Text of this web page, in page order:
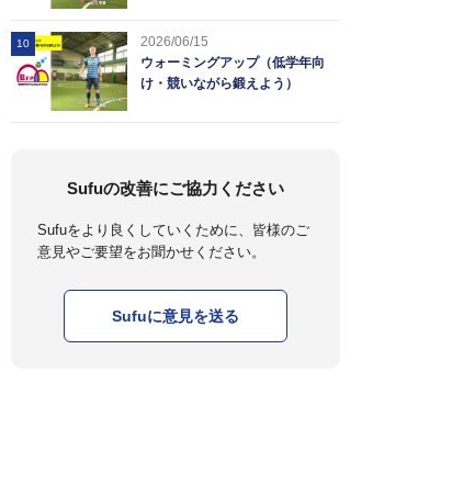
10
2026/06/15
ウォーミングアップ（低学年向
け・競いながら鍛えよう）
Sufuの改善にご協力ください
Sufuをより良くしていくために、皆様のご
意見やご要望をお聞かせください。
Sufuに意見を送る